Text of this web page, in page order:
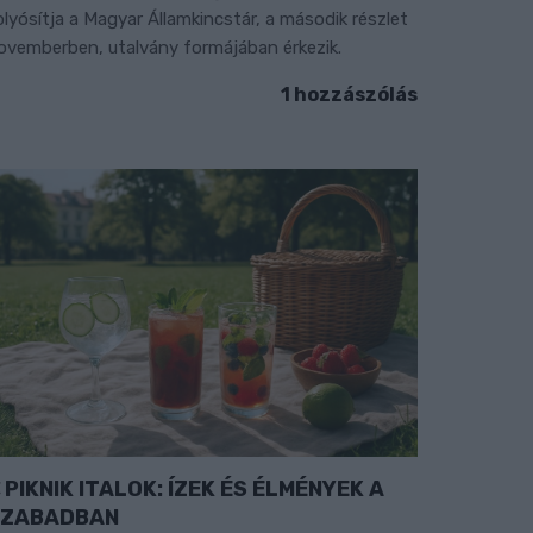
a Magyar Államkincstár, a második részlet
utalvány formájában érkezik.
1 hozzászólás
PIKNIK ITALOK: ÍZEK ÉS ÉLMÉNYEK A